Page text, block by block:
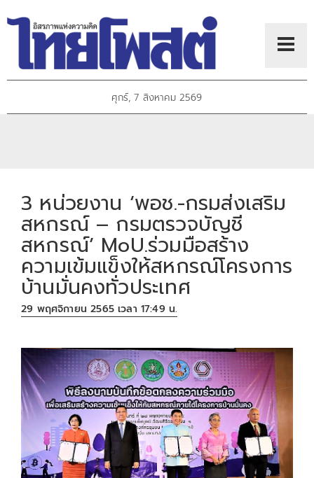
ศุกร์, 7 สิงหาคม 2569
3 หน่วยงาน ‘พอช.-กรมส่งเสริม
สหกรณ์ – กรมตรวจบัญชี
สหกรณ์’ MoU.ร่วมมือสร้าง
ความเข้มแข็งให้สหกรณ์โครงการ
บ้านมั่นคงทั่วประเทศ
29 พฤศจิกายน 2565 เวลา 17:49 น.